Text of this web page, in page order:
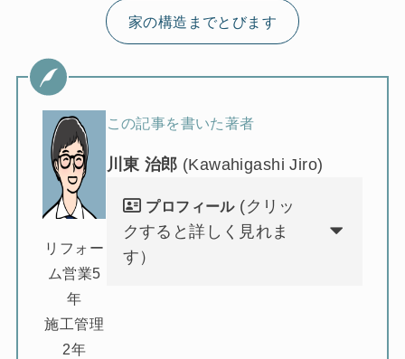
家の構造までとびます
リフォー
ム営業5
年
施工管理
2年
この記事を書いた著者
川東 治郎 (Kawahigashi Jiro)
プロフィール(クリッ
クすると詳しく見れま
す）